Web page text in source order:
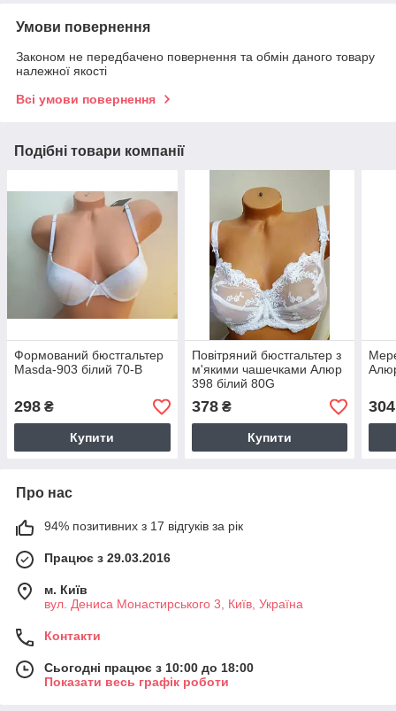
Умови повернення
Законом не передбачено повернення та обмін даного товару
належної якості
Всі умови повернення
Подібні товари компанії
Формований бюстгальтер
Masda-903 білий 70-В
298 ₴
Купити
Повітряний бюстгальтер з
м'якими чашечками Алюр
398 білий 80G
378₴
Купити
304
Про нас
94% позитивних з 17 відгуків за рік
Працює з 29.03.2016
м. Київ
вул. Дениса Монастирського 3, Київ, Україна
Контакти
Сьогодні працює з 10:00 до 18:00
Показати весь графік роботи